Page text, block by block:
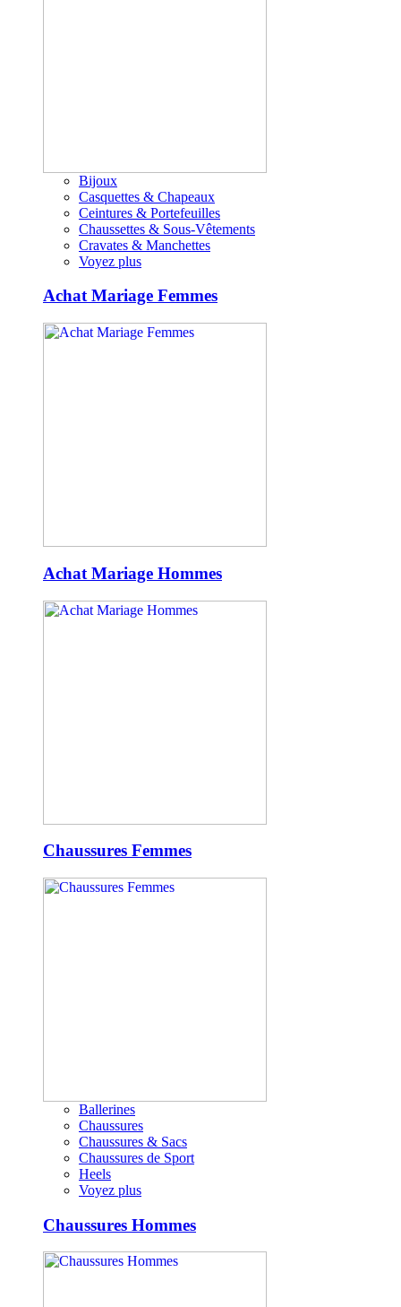
Bijoux
Casquettes & Chapeaux
Ceintures & Portefeuilles
Chaussettes & Sous-Vêtements
Cravates & Manchettes
Voyez plus
Achat Mariage Femmes
Achat Mariage Hommes
Chaussures Femmes
Ballerines
Chaussures
Chaussures & Sacs
Chaussures de Sport
Heels
Voyez plus
Chaussures Hommes